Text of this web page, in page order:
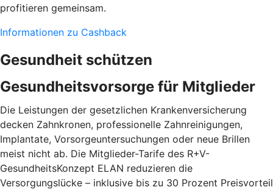
profitieren gemeinsam.
Informationen zu Cashback
Gesundheit schützen
Gesundheitsvorsorge für Mitglieder
Die Leistungen der gesetzlichen Krankenversicherung
decken Zahnkronen, professionelle Zahnreinigungen,
Implantate, Vorsorgeuntersuchungen oder neue Brillen
meist nicht ab. Die Mitglieder-Tarife des R+V-
GesundheitsKonzept ELAN reduzieren die
Versorgungslücke – inklusive bis zu 30 Prozent Preis­vorteil